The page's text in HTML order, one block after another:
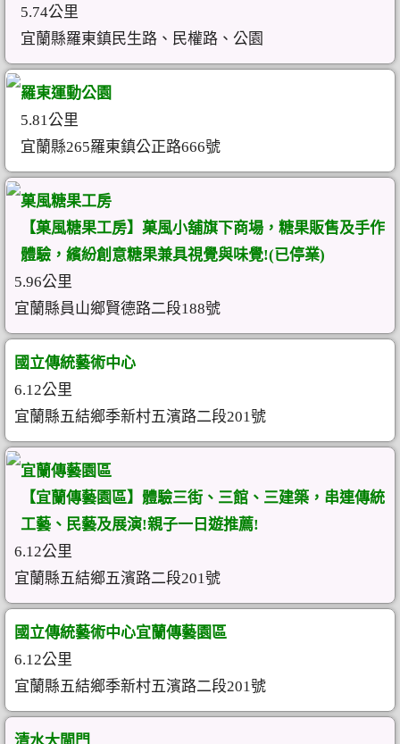
5.74公里
宜蘭縣羅東鎮民生路、民權路、公園
羅東運動公園
5.81公里
宜蘭縣265羅東鎮公正路666號
菓風糖果工房
【菓風糖果工房】菓風小舖旗下商場，糖果販售及手作
體驗，繽紛創意糖果兼具視覺與味覺!(已停業)
5.96公里
宜蘭縣員山鄉賢德路二段188號
國立傳統藝術中心
6.12公里
宜蘭縣五結鄉季新村五濱路二段201號
宜蘭傳藝園區
【宜蘭傳藝園區】體驗三街、三館、三建築，串連傳統
工藝、民藝及展演!親子一日遊推薦!
6.12公里
宜蘭縣五結鄉五濱路二段201號
國立傳統藝術中心宜蘭傳藝園區
6.12公里
宜蘭縣五結鄉季新村五濱路二段201號